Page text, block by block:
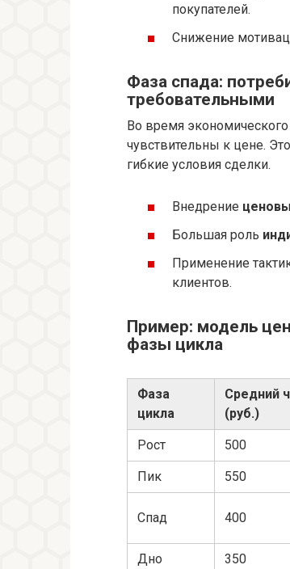
покупателей.
Снижение
Фаза спада:
требовательными
Во время экономического
чувствительны к цене.
гибкие условия сделки.
Внедрение
Большая роль
Применение
клиентов.
Пример: модель
фазы цикла
Фаза
цикла
Средний
(руб.)
Рост 500
Пик 550
Спад 400
Дно 350